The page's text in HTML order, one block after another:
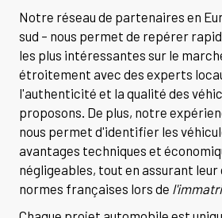
Notre réseau de partenaires en
sud – nous permet de repérer
les plus intéressantes sur le
étroitement avec des experts
l'authenticité et la qualité des
proposons. De plus, notre
nous permet d'identifier les
avantages techniques et
négligeables, tout en assurant
normes françaises lors de